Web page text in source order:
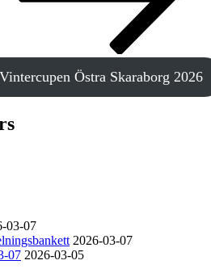
Östra Skaraborg 2026
03-07
2026-03-07
07 2026-03-05